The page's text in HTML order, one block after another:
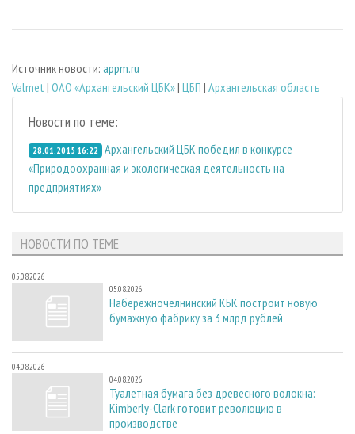
Источник новости: appm.ru
Valmet | ОАО «Архангельский ЦБК»| ЦБП | Архангельская область
Новости по теме:
28.01.2015 16:22 Архангельский ЦБК победил в конкурсе
«Природоохранная и экологическая деятельность на
предприятиях»
НОВОСТИ ПО ТЕМЕ
05.08.2026
05.08.2026
Набережночелнинский КБК построит новую
бумажную фабрику за 3 млрд рублей
04.08.2026
04.08.2026
Туалетная бумага без древесного волокна:
Kimberly-Clark готовит революцию в
производстве